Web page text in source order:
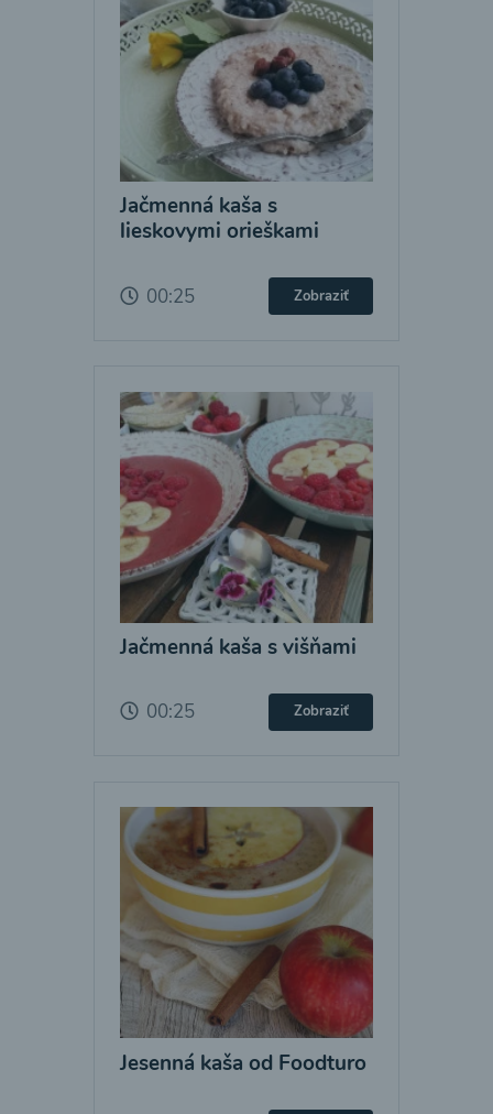
Jačmenná kaša s
lieskovymi orieškami
00:25 Zobraziť
Jačmenná kaša s višňami
00:25 Zobraziť
Jesenná kaša od Foodturo